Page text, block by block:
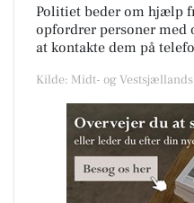
Politiet beder om hjælp
opfordrer personer
at kontakte dem på
Kilde: Midt- og